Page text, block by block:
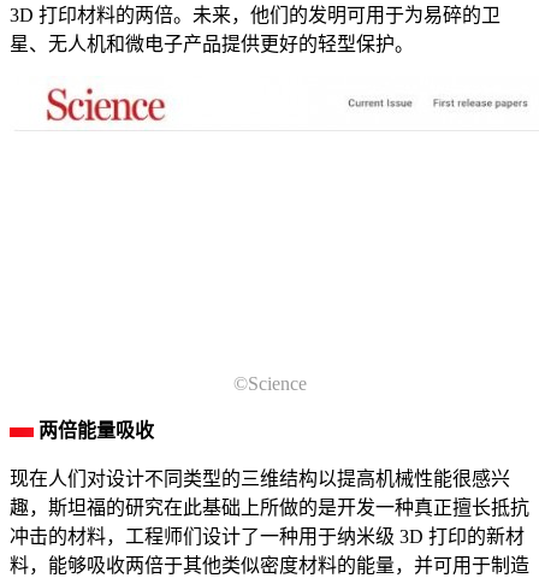
3D 打印材料的两倍。未来，他们的发明可用于为易碎的卫
星、无人机和微电子产品提供更好的轻型保护。
©Science
两倍能量吸收
现在人们对设计不同类型的三维结构以提高机械性能很感兴
趣，斯坦福的研究在此基础上所做的是开发一种真正擅长抵抗
冲击的材料，工程师们设计了一种用于纳米级 3D 打印的新材
料，能够吸收两倍于其他类似密度材料的能量，并可用于制造